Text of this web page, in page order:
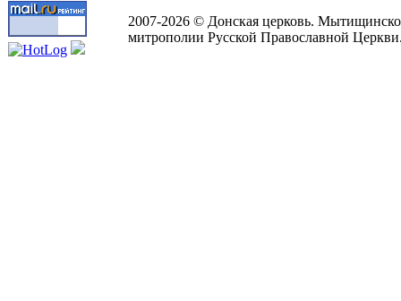
2007-2026 © Донская церковь.
митрополии Русской Православной